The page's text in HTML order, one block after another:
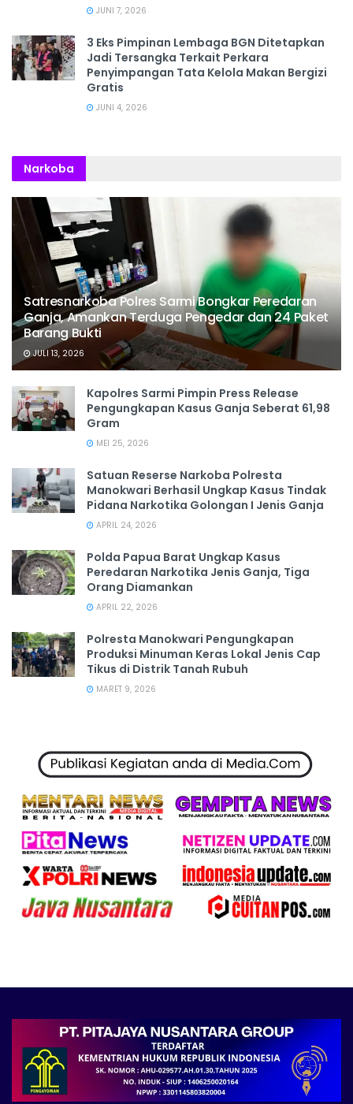
JUNI 7, 2026
3 Eks Pimpinan Lembaga BGN Ditetapkan
Jadi Tersangka Terkait Perkara
Penyimpangan Tata Kelola Makan Bergizi
Gratis
JUNI 4, 2026
Narkoba
Satresnarkoba Polres Sarmi Bongkar Peredaran
Ganja, Amankan Terduga Pengedar dan 24 Paket
Barang Bukti
JULI 13, 2026
Kapolres Sarmi Pimpin Press Release
Pengungkapan Kasus Ganja Seberat 61,98
Gram
MEI 25, 2026
Satuan Reserse Narkoba Polresta
Manokwari Berhasil Ungkap Kasus Tindak
Pidana Narkotika Golongan I Jenis Ganja
APRIL 24, 2026
Polda Papua Barat Ungkap Kasus
Peredaran Narkotika Jenis Ganja, Tiga
Orang Diamankan
APRIL 22, 2026
Polresta Manokwari Pengungkapan
Produksi Minuman Keras Lokal Jenis Cap
Tikus di Distrik Tanah Rubuh
MARET 9, 2026